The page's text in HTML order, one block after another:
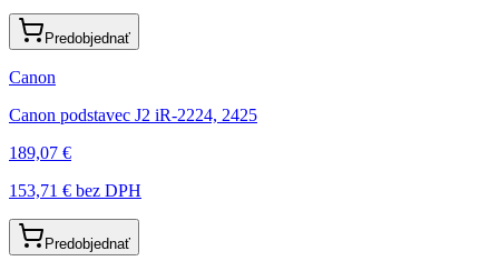
Predobjednať
Canon
Canon podstavec J2 iR-2224, 2425
189,07 €
153,71 € bez DPH
Predobjednať